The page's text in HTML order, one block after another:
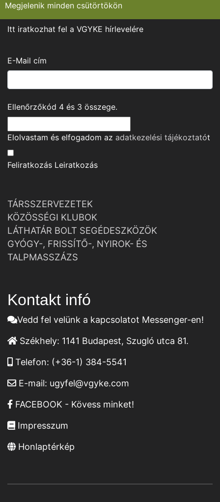
Megjelenik minden csütörtökön
Itt iratkozhat fel a VGYKE hírlevelére
E-Mail cím
Ellenőrzőkód 4 és 3 összege.
Elolvastam és elfogadom az adatkezelési tájékoztatót
Feliratkozás Leiratkozás
TÁRSSZERVEZETEK
KÖZÖSSÉGI KLUBOK
LÁTHATÁR BOLT SEGÉDESZKÖZÖK
GYÓGY-, FRISSÍTŐ-, NYIROK- ÉS
TALPMASSZÁZS
Kontakt infó
Vedd fel velünk a kapcsolatot Messenger-en!
Székhely: 1141 Budapest, Szugló utca 81.
Telefon: (+36-1) 384-5541
E-mail: ugyfel@vgyke.com
FACEBOOK - Kövess minket!
Impresszum
Honlaptérkép